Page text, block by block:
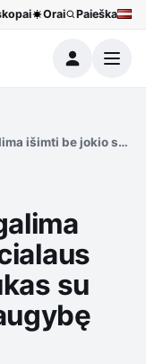
Orai Paieška
Meniu
išimti be jokio
su